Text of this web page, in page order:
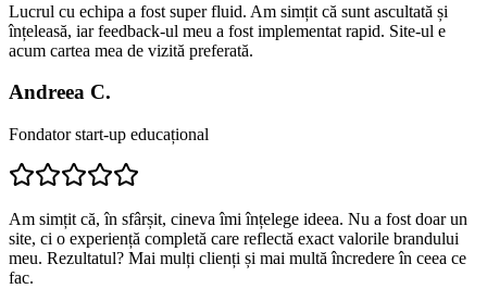
Lucrul cu echipa a fost super fluid. Am simțit că sunt ascultată și
înțeleasă, iar feedback-ul meu a fost implementat rapid. Site-ul e
acum cartea mea de vizită preferată.
Andreea C.
Fondator start-up educațional
Am simțit că, în sfârșit, cineva îmi înțelege ideea. Nu a fost doar un
site, ci o experiență completă care reflectă exact valorile brandului
meu. Rezultatul? Mai mulți clienți și mai multă încredere în ceea ce
fac.